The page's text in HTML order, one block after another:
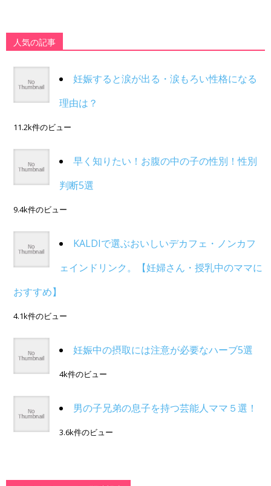
人気の記事
妊娠すると涙が出る・涙もろい性格になる
理由は？
11.2k件のビュー
早く知りたい！お腹の中の子の性別！性別
判断5選
9.4k件のビュー
KALDIで選ぶおいしいデカフェ・ノンカフ
ェインドリンク。【妊婦さん・授乳中のママに
おすすめ】
4.1k件のビュー
妊娠中の摂取には注意が必要なハーブ5選
4k件のビュー
男の子兄弟の息子を持つ芸能人ママ５選！
3.6k件のビュー